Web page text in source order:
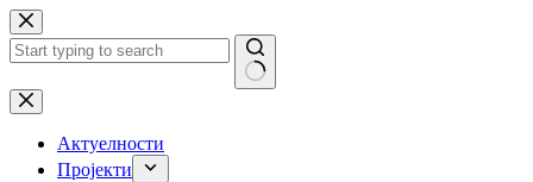
Skip
to
content
No
results
Актуелности
Пројекти